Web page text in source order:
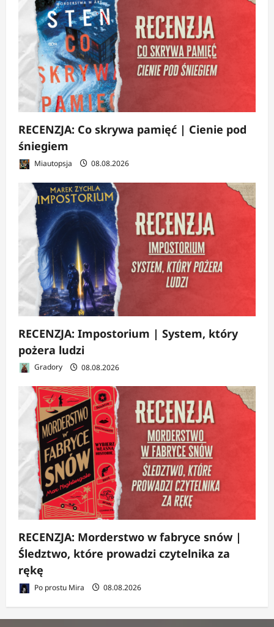
RECENZJA: Co skrywa pamięć | Cienie pod
śniegiem
Miautopsja 08.08.2026
RECENZJA: Impostorium | System, który
pożera ludzi
Gradory 08.08.2026
RECENZJA: Morderstwo w fabryce snów |
Śledztwo, które prowadzi czytelnika za
rękę
Po prostu Mira 08.08.2026